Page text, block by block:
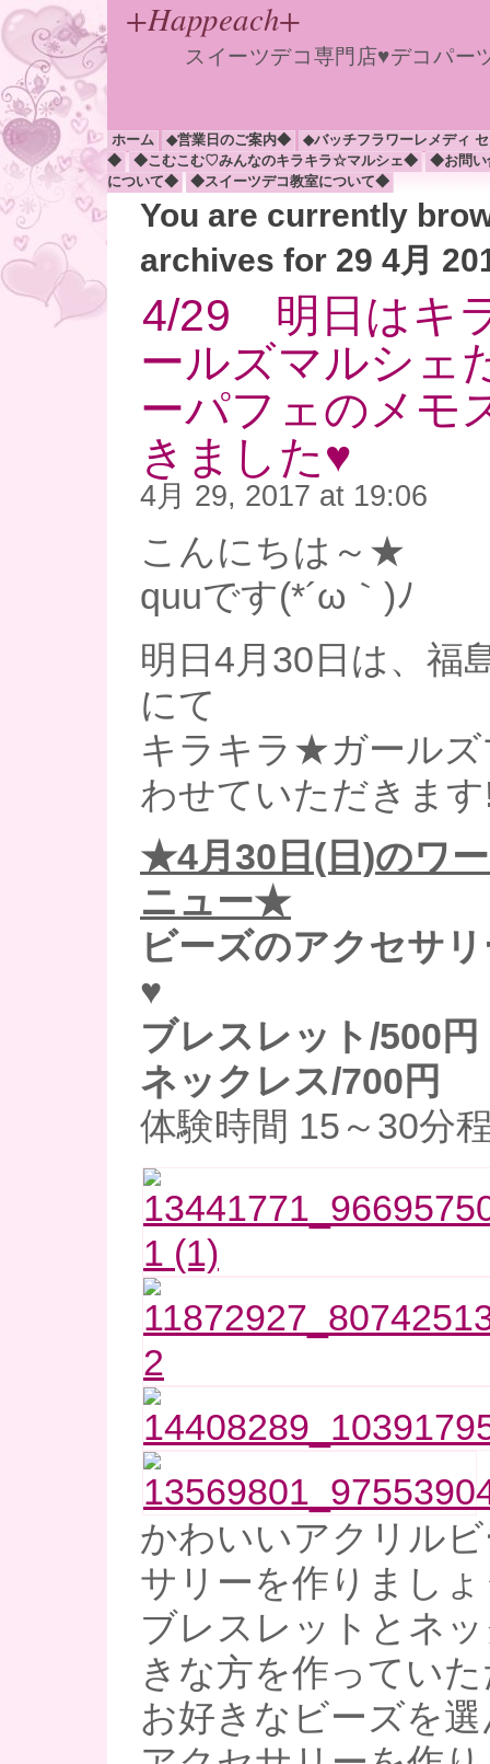
+Happeach+
スイーツデコ専門店♥デコパ
ホーム ◆営業日のご案内◆
◆バッチフラワーレメディ
◆
◆こむこむ♡みんなのキラキラ☆マルシェ◆
◆お問
について◆
◆スイーツデコ教室について◆
You are currently
archives for 29 4月
4/29 明日はキ
ールズマルシ
ーパフェのメモ
きました♥
4月 29, 2017 at 19:06
こんにちは～★
quuです(*´ω｀)ﾉ
明日4月30日は、福
にて
キラキラ★ガールズ
わせていただきま
★4月30日(日)のワ
ニュー★
ビーズのアクセサ
♥
ブレスレット/500円
ネックレス/700円
体験時間 15～30分
かわいいアクリル
サリーを作りましょ
ブレスレットとネ
きな方を作ってい
お好きなビーズを